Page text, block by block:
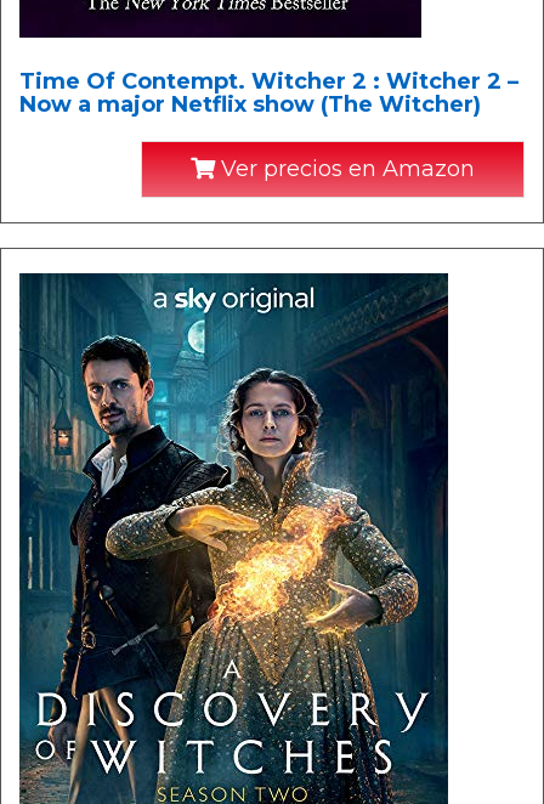
Time Of Contempt. Witcher 2 : Witcher 2 –
Now a major Netflix show (The Witcher)
Ver precios en Amazon